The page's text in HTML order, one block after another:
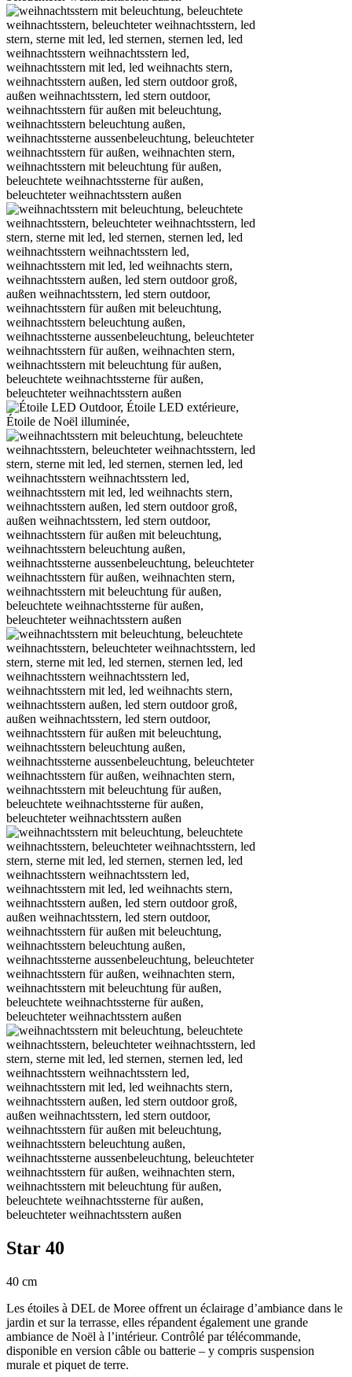
Star 40
40 cm
Les étoiles à DEL de Moree offrent un éclairage d’ambiance dans le
jardin et sur la terrasse, elles répandent également une grande
ambiance de Noël à l’intérieur. Contrôlé par télécommande,
disponible en version câble ou batterie – y compris suspension
murale et piquet de terre.